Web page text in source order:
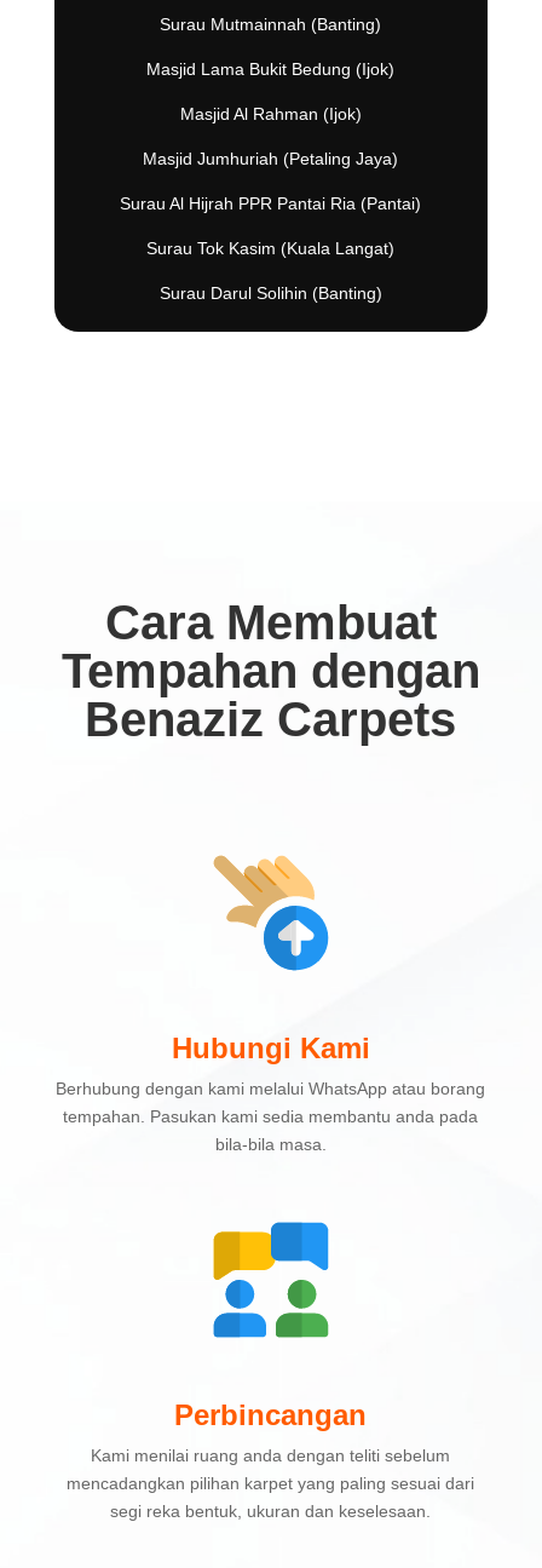
Surau Mutmainnah (Banting)
Masjid Lama Bukit Bedung (Ijok)
Masjid Al Rahman (Ijok)
Masjid Jumhuriah (Petaling Jaya)
Surau Al Hijrah PPR Pantai Ria (Pantai)
Surau Tok Kasim (Kuala Langat)
Surau Darul Solihin (Banting)
Cara Membuat
Tempahan dengan
Benaziz Carpets
Hubungi Kami
Berhubung dengan kami melalui WhatsApp atau borang
tempahan. Pasukan kami sedia membantu anda pada
bila-bila masa.
Perbincangan
Kami menilai ruang anda dengan teliti sebelum
mencadangkan pilihan karpet yang paling sesuai dari
segi reka bentuk, ukuran dan keselesaan.